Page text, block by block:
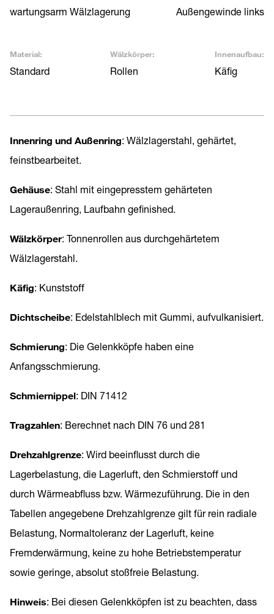
wartungsarm Wälzlagerung Außengewinde links
Material:
Standard
Wälzkörper:
Rollen
Innenaufbau:
Käfig
Innenring und Außenring: Wälzlagerstahl, gehärtet,
feinstbearbeitet.
Gehäuse: Stahl mit eingepresstem gehärteten
Lageraußenring, Laufbahn gefinished.
Wälzkörper: Tonnenrollen aus durchgehärtetem
Wälzlagerstahl.
Käfig: Kunststoff
Dichtscheibe: Edelstahlblech mit Gummi, aufvulkanisiert.
Schmierung: Die Gelenkköpfe haben eine
Anfangsschmierung.
Schmiernippel: DIN 71412
Tragzahlen: Berechnet nach DIN 76 und 281
Drehzahlgrenze: Wird beeinflusst durch die
Lagerbelastung, die Lagerluft, den Schmierstoff und
durch Wärmeabfluss bzw. Wärmezuführung. Die in den
Tabellen angegebene Drehzahlgrenze gilt für rein radiale
Belastung, Normaltoleranz der Lagerluft, keine
Fremderwärmung, keine zu hohe Betriebstemperatur
sowie geringe, absolut stoßfreie Belastung.
Hinweis: Bei diesen Gelenkköpfen ist zu beachten, dass